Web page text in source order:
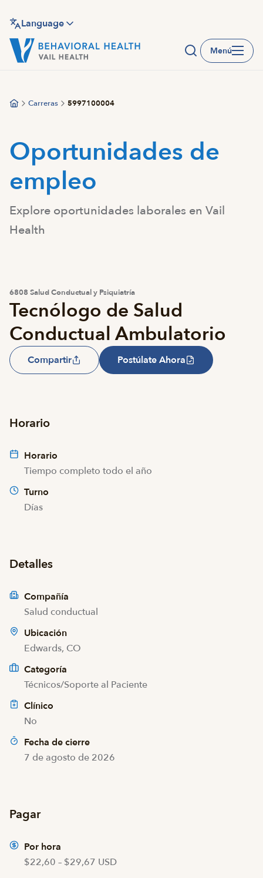
contenido
principal
Language
Menú
Carreras 5997100004
Oportunidades de
empleo
Explore oportunidades laborales en Vail
Health
6808 Salud Conductual y Psiquiatría
Tecnólogo de Salud
Conductual Ambulatorio
Compartir Postúlate Ahora
Horario
Horario
Tiempo completo todo el año
Turno
Días
Detalles
Compañía
Salud conductual
Ubicación
Edwards, CO
Categoría
Técnicos/Soporte al Paciente
Clínico
No
Fecha de cierre
7 de agosto de 2026
Pagar
Por hora
$22,60 – $29,67 USD